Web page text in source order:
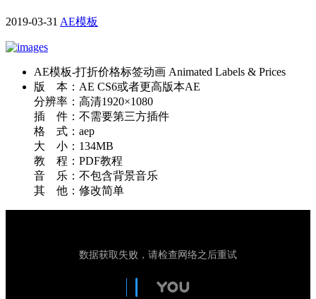
2019-03-31 AE模板
AE模板-打折价格标签动画 Animated Labels & Prices
版 本：AE CS6或者更高版本AE
分辨率：高清1920×1080
插 件：不需要第三方插件
格 式：aep
大 小：134MB
教 程：PDF教程
音 乐：不包含背景音乐
其 他：修改简单